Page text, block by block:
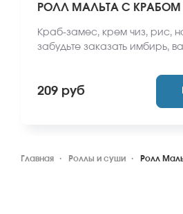
РОЛЛ МАЛЬТА С
Краб-замес, крем чиз, рис,
забудьте заказать имбирь,
*Внешний вид блюда может
фото на сайте.
209 руб
Главная Роллы и суши Ролл